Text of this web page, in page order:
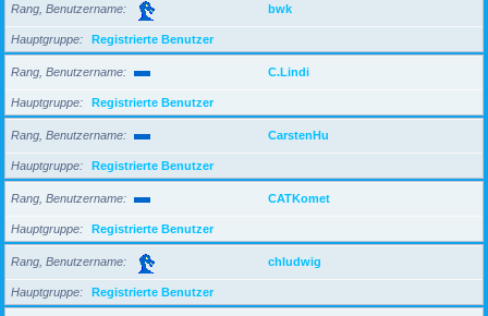
Rang, Benutzername bwk
Hauptgruppe Registrierte Benutzer
Rang, Benutzername C.Lindi
Hauptgruppe Registrierte Benutzer
Rang, Benutzername CarstenHu
Hauptgruppe Registrierte Benutzer
Rang, Benutzername CATKomet
Hauptgruppe Registrierte Benutzer
Rang, Benutzername chludwig
Hauptgruppe Registrierte Benutzer